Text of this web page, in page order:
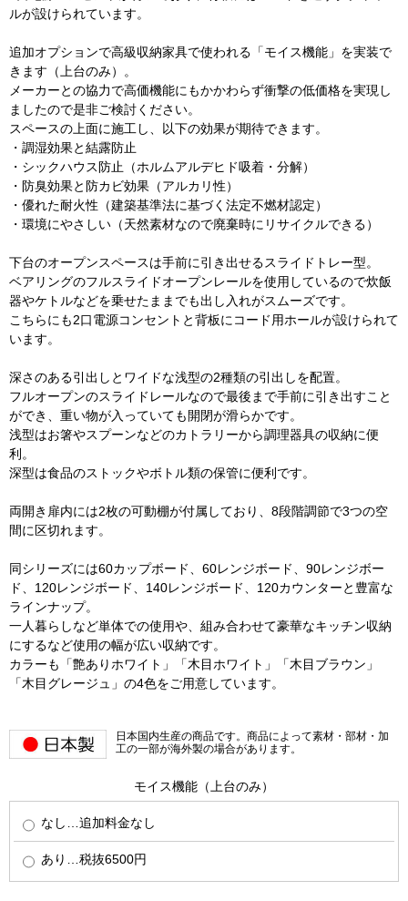
ルが設けられています。
追加オプションで高級収納家具で使われる「モイス機能」を実装で
きます（上台のみ）。
メーカーとの協力で高価機能にもかかわらず衝撃の低価格を実現し
ましたので是非ご検討ください。
スペースの上面に施工し、以下の効果が期待できます。
・調湿効果と結露防止
・シックハウス防止（ホルムアルデヒド吸着・分解）
・防臭効果と防カビ効果（アルカリ性）
・優れた耐火性（建築基準法に基づく法定不燃材認定）
・環境にやさしい（天然素材なので廃棄時にリサイクルできる）
下台のオープンスペースは手前に引き出せるスライドトレー型。
ベアリングのフルスライドオープンレールを使用しているので炊飯
器やケトルなどを乗せたままでも出し入れがスムーズです。
こちらにも2口電源コンセントと背板にコード用ホールが設けられて
います。
深さのある引出しとワイドな浅型の2種類の引出しを配置。
フルオープンのスライドレールなので最後まで手前に引き出すこと
ができ、重い物が入っていても開閉が滑らかです。
浅型はお箸やスプーンなどのカトラリーから調理器具の収納に便
利。
深型は食品のストックやボトル類の保管に便利です。
両開き扉内には2枚の可動棚が付属しており、8段階調節で3つの空
間に区切れます。
同シリーズには60カップボード、60レンジボード、90レンジボー
ド、120レンジボード、140レンジボード、120カウンターと豊富な
ラインナップ。
一人暮らしなど単体での使用や、組み合わせて豪華なキッチン収納
にするなど使用の幅が広い収納です。
カラーも「艶ありホワイト」「木目ホワイト」「木目ブラウン」
「木目グレージュ」の4色をご用意しています。
日本国内生産の商品です。商品によって素材・部材・加
工の一部が海外製の場合があります。
モイス機能（上台のみ）
なし…追加料金なし
あり…税抜6500円